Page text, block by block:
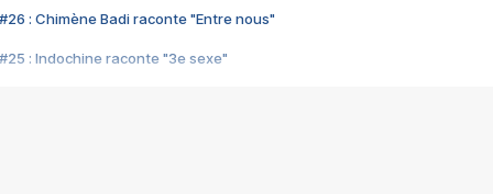
#26 : Chimène Badi raconte "Entre nous"
#25 : Indochine raconte "3e sexe"